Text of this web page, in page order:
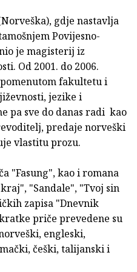
gdje nastavlja
Povijesno-
je magisterij iz
Od 2001. do 2006.
fakultetu i
jezike i
pa sve do danas radi kao
predaje norveški
vlastitu prozu.
"Fasung", kao i romana
"Sandale", "Tvoj sin
zapisa "Dnevnik
priče prevedene su
engleski,
češki, talijanski i